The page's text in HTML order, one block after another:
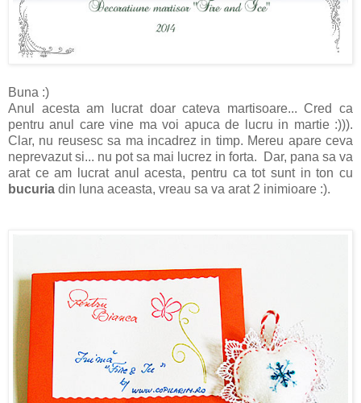
Buna :)
Anul acesta am lucrat doar cateva martisoare... Cred ca
pentru anul care vine ma voi apuca de lucru in martie :))).
Clar, nu reusesc sa ma incadrez in timp. Mereu apare ceva
neprevazut si... nu pot sa mai lucrez in forta. Dar, pana sa va
arat ce am lucrat anul acesta, pentru ca tot sunt in ton cu
bucuria din luna aceasta, vreau sa va arat 2 inimioare :).